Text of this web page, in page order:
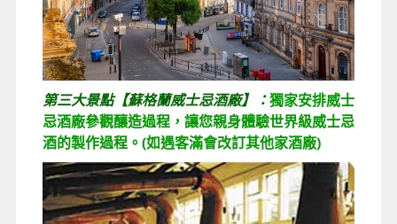
第三大景點【蘇格蘭威士忌酒廠】：獨家安排威士
忌酒廠參觀釀造過程，讓您親身體驗世界級威士忌
酒的製作過程。(如遇客滿會改訂其他家酒廠)